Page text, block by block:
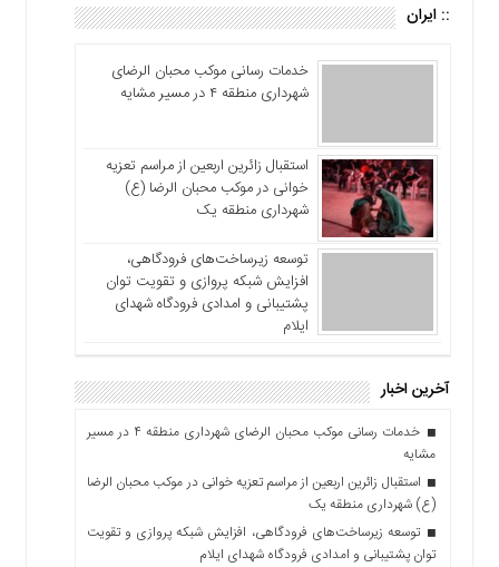
:: ایران
خدمات رسانی موکب محبان الرضای
شهرداری منطقه ۴ در مسیر مشایه
استقبال زائرین اربعین از مراسم تعزیه
خوانی در موکب محبان الرضا (ع)
شهرداری منطقه یک
توسعه زیرساخت‌های فرودگاهی،
افزایش شبکه پروازی و تقویت توان
پشتیبانی و امدادی فرودگاه شهدای
ایلام
آخرین اخبار
خدمات رسانی موکب محبان الرضای شهرداری منطقه ۴ در مسیر
مشایه
استقبال زائرین اربعین از مراسم تعزیه خوانی در موکب محبان الرضا
(ع) شهرداری منطقه یک
توسعه زیرساخت‌های فرودگاهی، افزایش شبکه پروازی و تقویت
توان پشتیبانی و امدادی فرودگاه شهدای ایلام